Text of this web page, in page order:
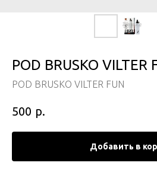
POD BRUSKO
POD BRUSKO VILTER FUN
500 р.
Добавить в